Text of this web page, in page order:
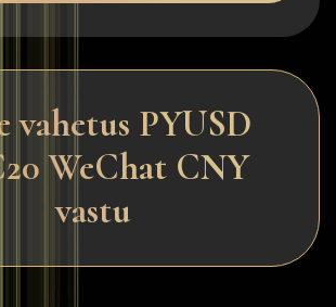
vahetus PYUSD
WeChat CNY
vastu